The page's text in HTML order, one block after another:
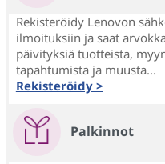
Rekisteröidy Lenovon
ilmoituksiin ja saat
päivityksiä tuotteista,
tapahtumista ja muusta...
Rekisteröidy >
Palkinnot